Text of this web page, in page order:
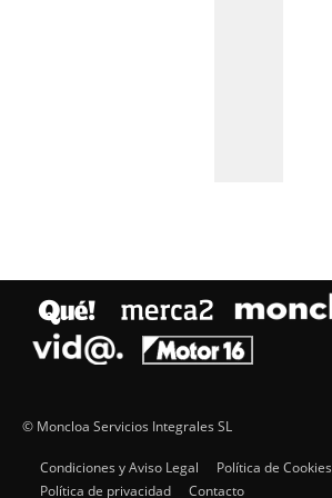
© Moncloa Servicios Integrales SL
Condiciones y Aviso Legal
Política de Cookies
Política de privacidad
Contacto